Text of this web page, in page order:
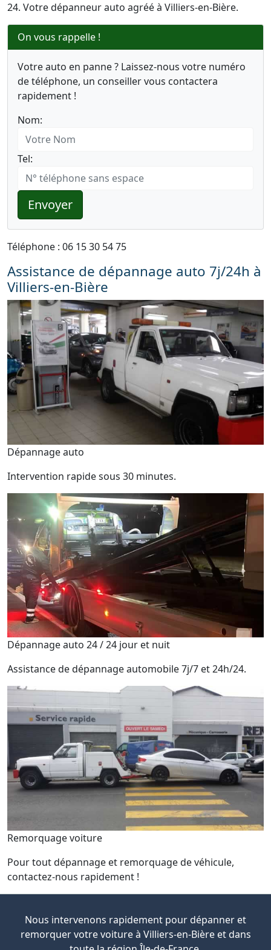
24. Votre dépanneur auto agréé à Villiers-en-Bière.
On vous rappelle !
Votre auto en panne ? Laissez-nous votre numéro
de téléphone, un conseiller vous contactera
rapidement !
Nom:
Tel:
Envoyer
Téléphone : 06 15 30 54 75
Assistance de dépannage auto 7j/24h à
Villiers-en-Bière
Dépannage auto
Intervention rapide sous 30 minutes.
Dépannage auto 24 / 24 jour et nuit
Assistance de dépannage automobile 7j/7 et 24h/24.
Remorquage voiture
Pour tout dépannage et remorquage de véhicule,
contactez-nous rapidement !
Nous intervenons rapidement pour dépanner et
remorquer votre voiture à Villiers-en-Bière et dans